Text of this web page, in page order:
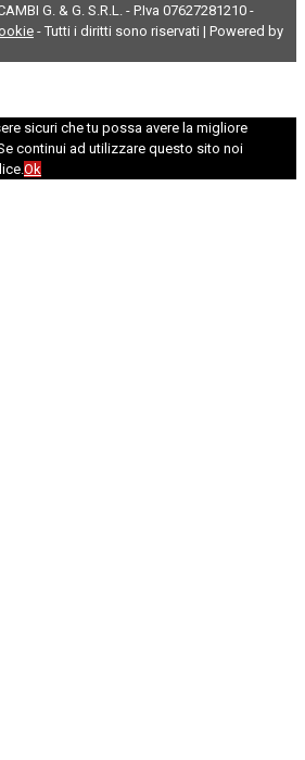
G. & G. S.R.L. - P.Iva 07627281210 -
- Tutti i diritti sono riservati | Powered by
sicuri che tu possa avere la migliore
continui ad utilizzare questo sito noi
Ok